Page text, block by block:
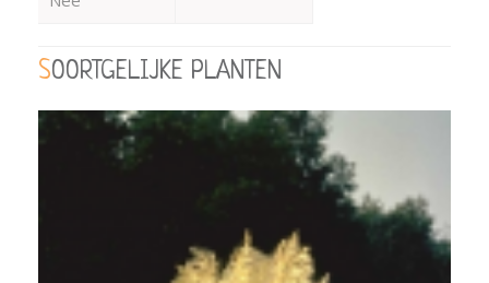
SOORTGELIJKE PLANTEN